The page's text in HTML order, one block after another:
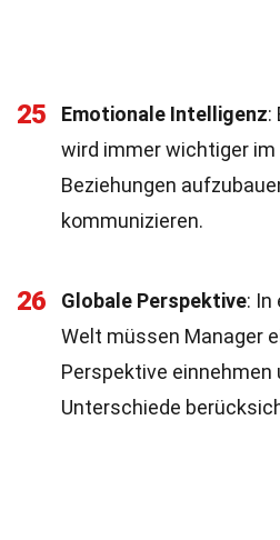
25 Emotionale Intelligenz:
wird immer wichtiger
Beziehungen
kommunizieren.
26 Globale Perspektive: In
Welt müssen Manager
Perspektive einnehmen
Unterschiede